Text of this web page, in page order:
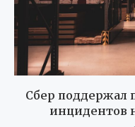
Сбер поддержал
инцидентов